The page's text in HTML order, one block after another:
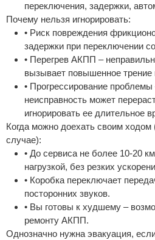
переключения, задержки,
Почему нельзя игнорировать:
• Риск повреждения
задержки при переключении
• Перегрев АКПП –
вызывает повышенное трение
• Прогрессирование проблемы
неисправность может
игнорировать ее длительное
Когда можно доехать своим ходом
случае):
• До сервиса не более 10-20
нагрузкой, без резких
• Коробка переключает
посторонних звуков.
• Вы готовы к худшему –
ремонту АКПП.
Однозначно нужна эвакуация,